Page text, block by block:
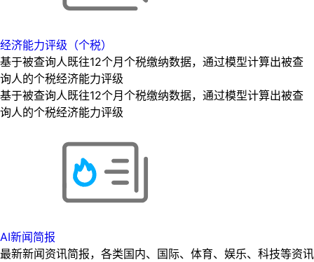
经济能力评级（个税）
基于被查询人既往12个月个税缴纳数据，通过模型计算出被查
询人的个税经济能力评级
基于被查询人既往12个月个税缴纳数据，通过模型计算出被查
询人的个税经济能力评级
AI新闻简报
最新新闻资讯简报，各类国内、国际、体育、娱乐、科技等资讯